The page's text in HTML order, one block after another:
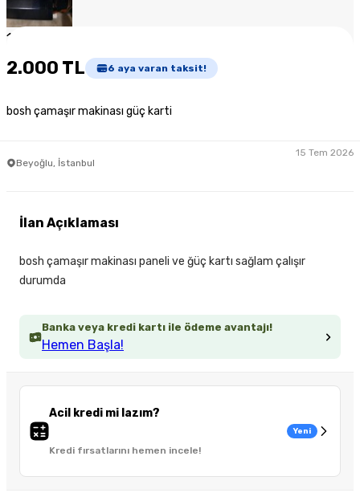
1
2.000 TL 6 aya varan taksit!
bosh çamaşır makinası güç karti
Beyoğlu, İstanbul
15 Tem 2026
Banka veya kredi kartı ile ödeme avantajı!
Hemen Başla!
Acil kredi mi lazım?
Kredi fırsatlarını hemen incele!
Yeni
İlan Açıklaması
bosh çamaşır makinası paneli ve ğüç kartı sağlam çalışır
durumda